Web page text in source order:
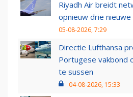
Riyadh Air breidt
opnieuw drie
05-08-2026, 7:29
Directie Lufthansa
Portugese vakbond
te sussen
04-08-2026, 15:33